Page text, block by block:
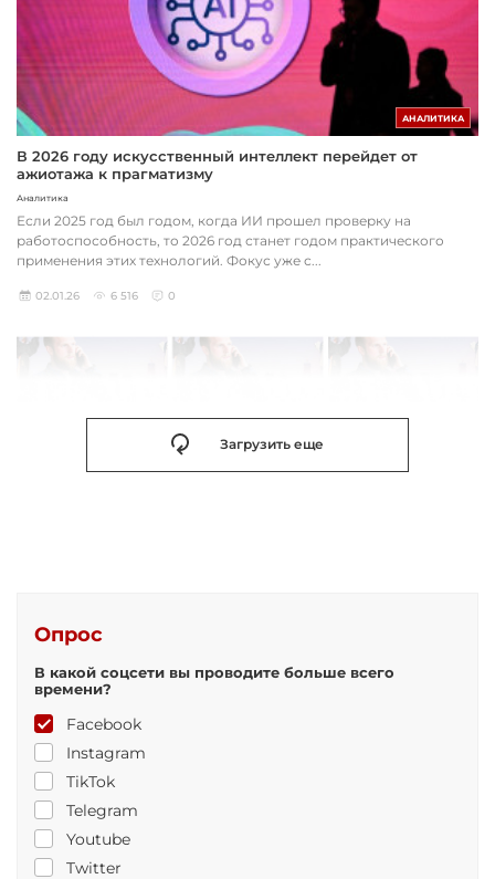
АНАЛИТИКА
В 2026 году искусственный интеллект перейдет от
ажиотажа к прагматизму
Аналитика
Если 2025 год был годом, когда ИИ прошел проверку на
работоспособность, то 2026 год станет годом практического
применения этих технологий. Фокус уже с...
02.01.26 6 516 0
Загрузить еще
Опрос
В какой соцсети вы проводите больше всего
времени?
Facebook
Instagram
TikTok
Telegram
Youtube
Twitter